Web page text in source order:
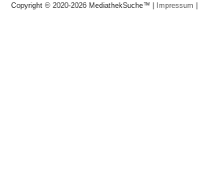
Copyright © 2020-2026 MediathekSuche™ | Impressum |